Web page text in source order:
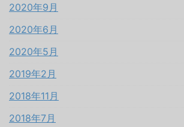
2020年9月
2020年6月
2020年5月
2019年2月
2018年11月
2018年7月